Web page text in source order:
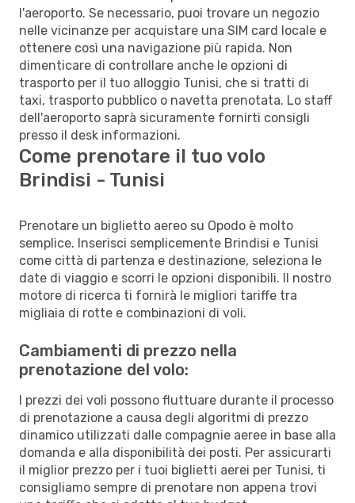
l'aeroporto. Se necessario, puoi trovare un negozio
nelle vicinanze per acquistare una SIM card locale e
ottenere così una navigazione più rapida. Non
dimenticare di controllare anche le opzioni di
trasporto per il tuo alloggio Tunisi, che si tratti di
taxi, trasporto pubblico o navetta prenotata. Lo staff
dell'aeroporto saprà sicuramente fornirti consigli
presso il desk informazioni.
Come prenotare il tuo volo
Brindisi - Tunisi
Prenotare un biglietto aereo su Opodo è molto
semplice. Inserisci semplicemente Brindisi e Tunisi
come città di partenza e destinazione, seleziona le
date di viaggio e scorri le opzioni disponibili. Il nostro
motore di ricerca ti fornirà le migliori tariffe tra
migliaia di rotte e combinazioni di voli.
Cambiamenti di prezzo nella
prenotazione del volo:
I prezzi dei voli possono fluttuare durante il processo
di prenotazione a causa degli algoritmi di prezzo
dinamico utilizzati dalle compagnie aeree in base alla
domanda e alla disponibilità dei posti. Per assicurarti
il miglior prezzo per i tuoi biglietti aerei per Tunisi, ti
consigliamo sempre di prenotare non appena trovi